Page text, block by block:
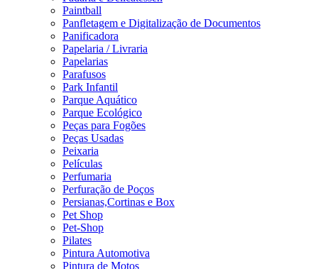
Paintball
Panfletagem e Digitalização de Documentos
Panificadora
Papelaria / Livraria
Papelarias
Parafusos
Park Infantil
Parque Aquático
Parque Ecológico
Peças para Fogões
Peças Usadas
Peixaria
Películas
Perfumaria
Perfuração de Poços
Persianas,Cortinas e Box
Pet Shop
Pet-Shop
Pilates
Pintura Automotiva
Pintura de Motos